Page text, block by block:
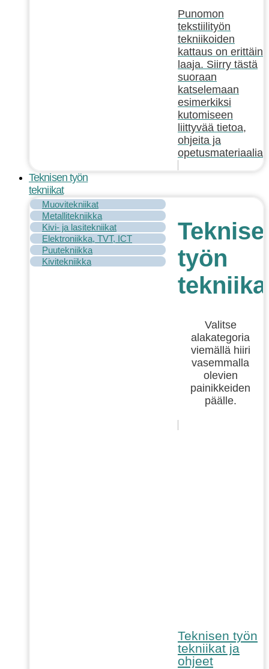
Punomon
tekstiilityön
tekniikoiden
kattaus on erittäin
laaja. Siirry tästä
suoraan
katselemaan
esimerkiksi
kutomiseen
liittyvää tietoa,
ohjeita ja
opetusmateriaalia!
Teknisen työn
tekniikat
Muovitekniikat
Metallitekniikka
Kivi- ja lasitekniikat
Elektroniikka, TVT, ICT
Puutekniikka
Kivitekniikka
työn
Valitse
alakategoria
viemällä hiiri
vasemmalla
olevien
painikkeiden
päälle.
Teknisen työn
tekniikat ja
ohjeet